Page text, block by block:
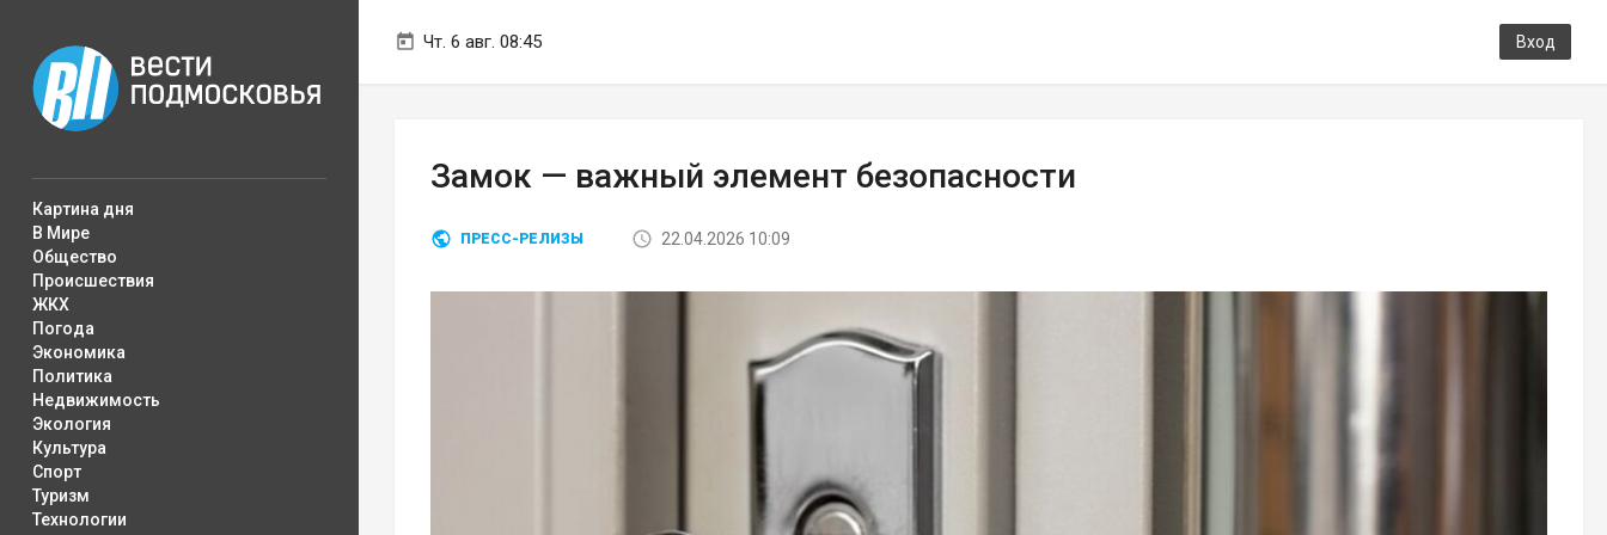
Чт. 6 авг. 08:45 Вход
Картина дня
В Мире
Общество
Происшествия
ЖКХ
Погода
Экономика
Политика
Недвижимость
Экология
Культура
Спорт
Туризм
Технологии
Замок — важный элемент безопасности
ПРЕСС-РЕЛИЗЫ 22.04.2026 10:09